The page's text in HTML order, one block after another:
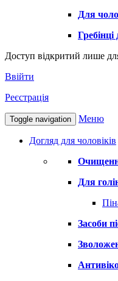
Для
Доступ відкритий лише
Ввійти
Реєстрація
Toggle navigation Меню
Догляд для чоловіків
Для
Засоби